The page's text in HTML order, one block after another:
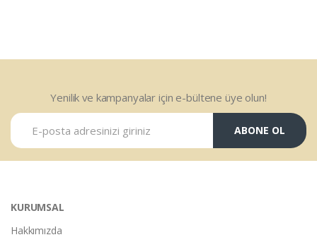
Yenilik ve kampanyalar için e-bültene üye olun!
ABONE OL
KURUMSAL
Hakkımızda